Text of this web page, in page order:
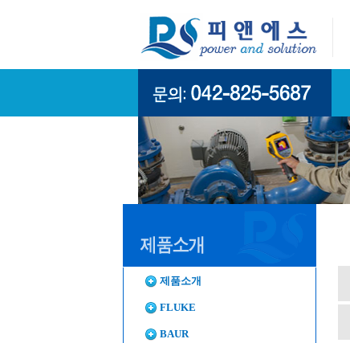
제품소개
FLUKE
BAUR